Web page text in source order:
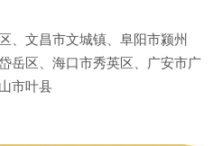
、文昌市文城镇、阜阳市颍州
岳区、海口市秀英区、广安市广
市叶县